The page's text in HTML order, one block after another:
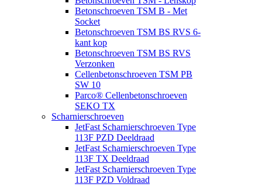
Betonschroeven TSM B - Met
Socket
Betonschroeven TSM BS RVS 6-
kant kop
Betonschroeven TSM BS RVS
Verzonken
Cellenbetonschroeven TSM PB
SW 10
Parco® Cellenbetonschroeven
SEKO TX
Scharnierschroeven
JetFast Scharnierschroeven Type
113F PZD Deeldraad
JetFast Scharnierschroeven Type
113F TX Deeldraad
JetFast Scharnierschroeven Type
113F PZD Voldraad